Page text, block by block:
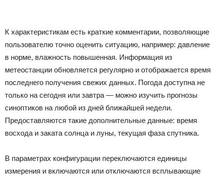
К характеристикам есть краткие комментарии, позволяющие
пользователю точно оценить ситуацию, например: давление
в норме, влажность повышенная. Информация из
метеостанции обновляется регулярно и отображается время
последнего получения свежих данных. Погода доступна не
только на сегодня или завтра — можно изучить прогнозы
синоптиков на любой из дней ближайшей недели.
Предоставляются такие дополнительные данные: время
восхода и заката солнца и луны, текущая фаза спутника.
В параметрах конфигурации переключаются единицы
измерения и включаются или отключаются всплывающие